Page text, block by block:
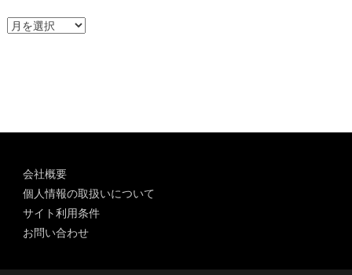
ア
会社概要
個人情報の取扱いについて
サイト利用条件
お問い合わせ